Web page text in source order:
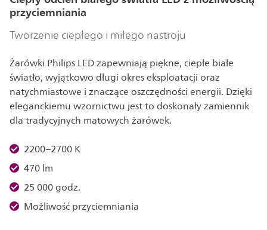
przyciemniania
Tworzenie ciepłego i miłego nastroju
Żarówki Philips LED zapewniają piękne, ciepłe białe
światło, wyjątkowo długi okres eksploatacji oraz
natychmiastowe i znaczące oszczędności energii. Dzięki
eleganckiemu wzornictwu jest to doskonały zamiennik
dla tradycyjnych matowych żarówek.
2200–2700 K
470 lm
25 000 godz.
Możliwość przyciemniania